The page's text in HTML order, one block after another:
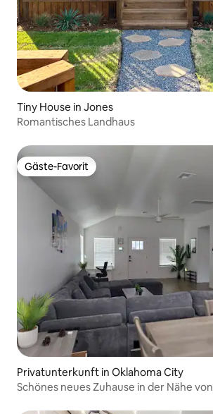
Tiny House in Jones
Romantisches Landhaus
Gäste-Favorit
Gäste-Favorit
Privatunterkunft in Oklahoma City
Schönes neues Zuhause in der Nähe von